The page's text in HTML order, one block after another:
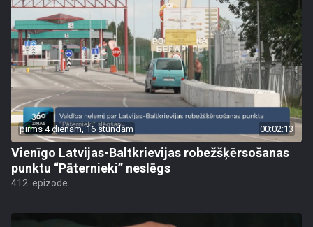
pirms 4 dienām, 16 stundām 00:02:13
Vienīgo Latvijas-Baltkrievijas robežšķērsošanas
punktu “Pāternieki” neslēgs
412. epizode